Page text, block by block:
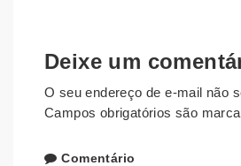
Deixe um
O seu endereço de e-mail não
Campos obrigatórios são
Comentário